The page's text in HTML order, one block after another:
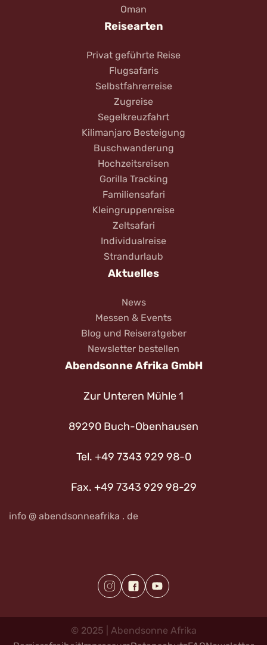
Oman
Reisearten
Privat geführte Reise
Flugsafaris
Selbstfahrerreise
Zugreise
Segelkreuzfahrt
Kilimanjaro Besteigung
Buschwanderung
Hochzeitsreisen
Gorilla Tracking
Familiensafari
Kleingruppenreise
Zeltsafari
Individualreise
Strandurlaub
Aktuelles
News
Messen & Events
Blog und Reiseratgeber
Newsletter bestellen
Abendsonne Afrika GmbH
Zur Unteren Mühle 1
89290 Buch-Obenhausen
Tel. +49 7343 929 98-0
Fax. +49 7343 929 98-29
info @ abendsonneafrika . de
© 2025 Abendsonne Afrika